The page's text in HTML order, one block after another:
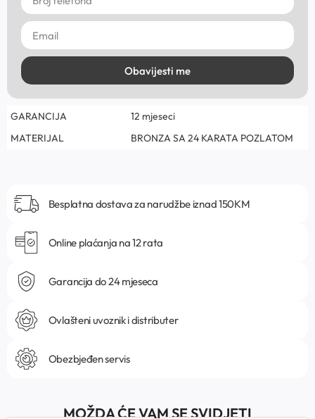
Obavijesti me
GARANCIJA
12 mjeseci
MATERIJAL
BRONZA SA 24 KARATA POZLATOM
Besplatna dostava za narudžbe iznad 150KM
Online plaćanja na 12 rata
Garancija do 24 mjeseca
Ovlašteni uvoznik i distributer
Obezbjeđen servis
MOŽDA ĆE VAM SE SVIDJETI